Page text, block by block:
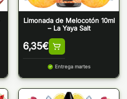
Limonada de Melocotón 10ml
– La Yaya Salt
6,35€
Entrega martes